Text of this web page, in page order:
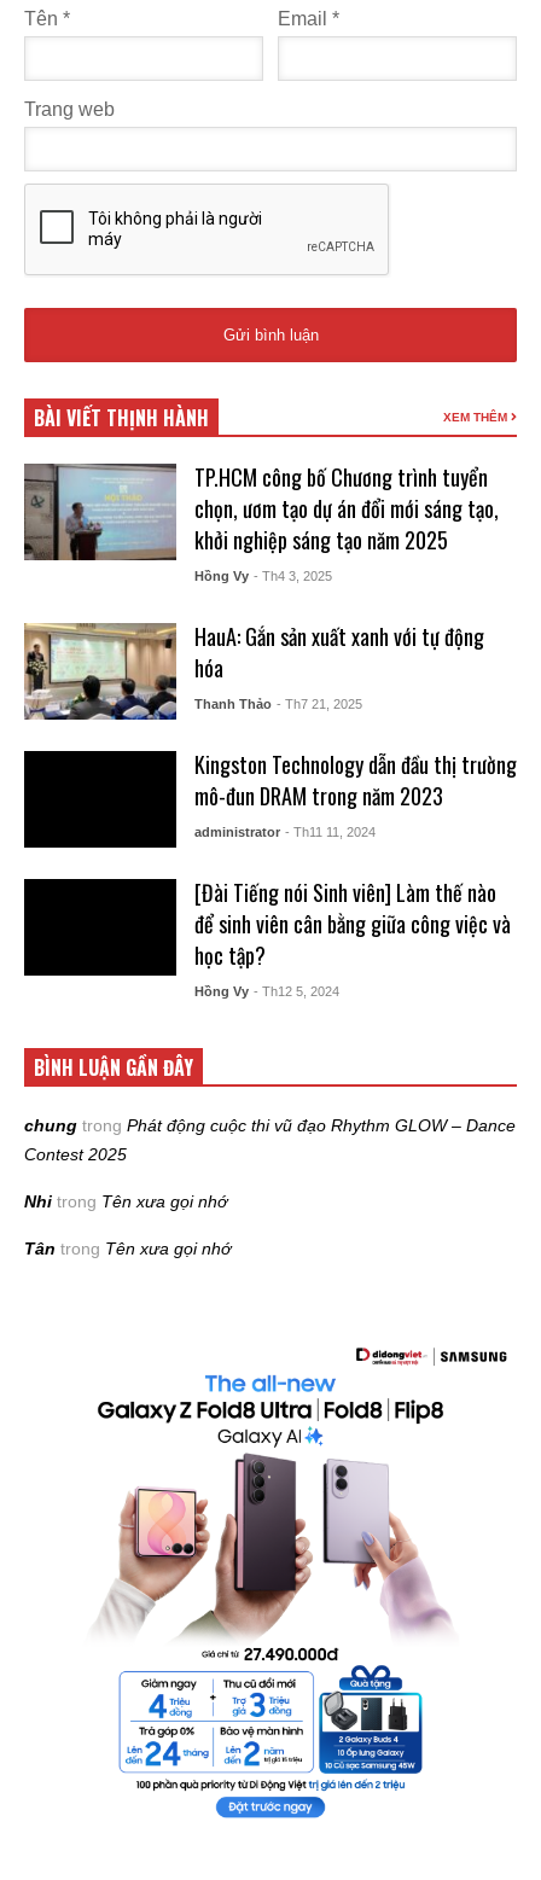
Tên * Email*
Trang web
BÀI VIẾT THỊNH HÀNH XEM THÊM
TP.HCM công bố Chương trình tuyển
chọn, ươm tạo dự án đổi mới sáng tạo,
khởi nghiệp sáng tạo năm 2025
Hồng Vy - Th4 3, 2025
HauA: Gắn sản xuất xanh với tự động
hóa
Thanh Thảo - Th7 21, 2025
Kingston Technology dẫn đầu thị trường
mô-đun DRAM trong năm 2023
administrator - Th11 11, 2024
[Đài Tiếng nói Sinh viên] Làm thế nào
để sinh viên cân bằng giữa công việc và
học tập?
Hồng Vy - Th12 5, 2024
BÌNH LUẬN GẦN ĐÂY
chung trong Phát động cuộc thi vũ đạo Rhythm GLOW – Dance
Contest 2025
Nhi trong Tên xưa gọi nhớ
Tân trong Tên xưa gọi nhớ